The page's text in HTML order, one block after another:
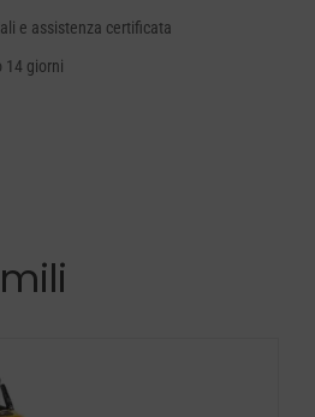
e assistenza certificata
giorni